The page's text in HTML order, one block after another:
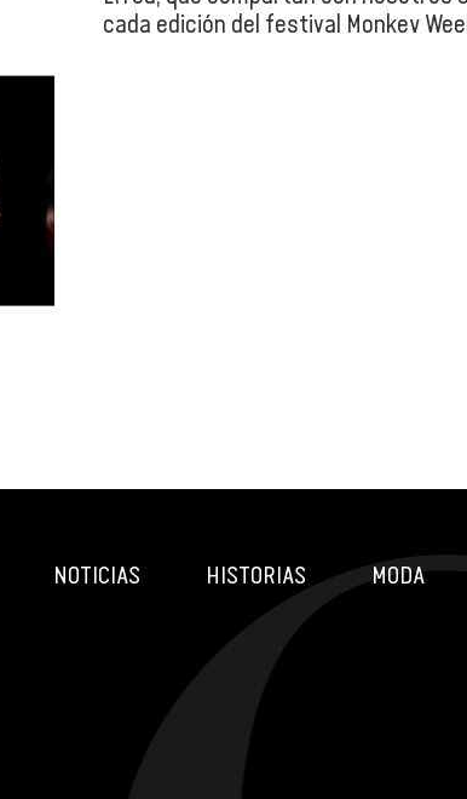
cada edición del festival Monkey
NOTICIAS HISTORIAS MODA